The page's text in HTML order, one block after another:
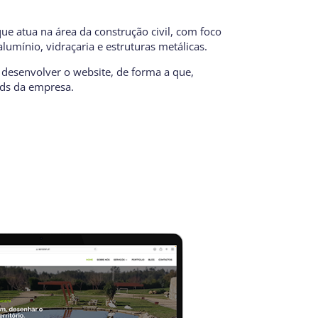
atua na área da construção civil, com foco
vidraçaria e estruturas metálicas.
o website, de forma a que,
da empresa.